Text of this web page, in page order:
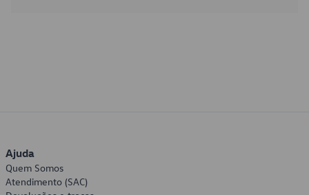
Ajuda
Quem Somos
Atendimento (SAC)